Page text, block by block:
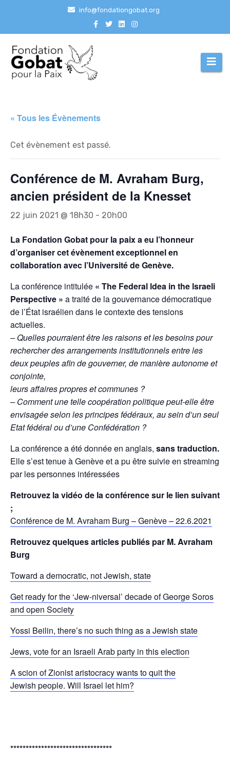
contenu
info@fondationgobat.org
« Tous les Évènements
Cet évènement est passé.
Conférence de M. Avraham Burg,
ancien président de la Knesset
22 juin 2021 @ 18h30 - 20h00
La Fondation Gobat pour la paix a eu l’honneur
d’organiser cet évènement exceptionnel en
collaboration avec l’Université de Genève.
La conférence intitulée « The Federal ldea in the lsraeli
Perspective » a traité de la gouvernance démocratique
de l’État israélien dans le contexte des tensions
actuelles.
– Quelles pourraient être les raisons et les besoins pour
rechercher des arrangements institutionnels entre les
deux peuples afin de gouverner, de manière autonome et
conjointe,
leurs affaires propres et communes ?
– Comment une telle coopération politique peut-elle être
envisagée selon les principes fédéraux, au sein d’un seul
Etat fédéral ou d’une Confédération ?
La conférence a été donnée en anglais, sans traduction.
Elle s’est tenue à Genève et a pu être suivie en streaming
par les personnes intéressées
Retrouvez la vidéo de la conférence sur le lien suivant
;
Conférence de M. Avraham Burg – Genève – 22.6.2021
Retrouvez quelques articles publiés par M. Avraham
Burg
Toward a democratic, not Jewish, state
Get ready for the ‘Jew-niversal’ decade of George Soros
and open Society
Yossi Beilin, there’s no such thing as a Jewish state
Jews, vote for an Israeli Arab party in this election
A scion of Zionist aristocracy wants to quit the
Jewish people. Will Israel let him?
*********************************